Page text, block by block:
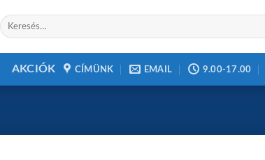
Keresés
a
AKCIÓK CÍMÜNK EMAIL 9.00-17.00